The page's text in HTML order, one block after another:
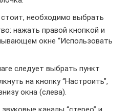
необходимо выбрать
нажать правой кнопкой и
окне “Использовать
следует выбрать пункт
на кнопку “Настроить”,
окна (слева).